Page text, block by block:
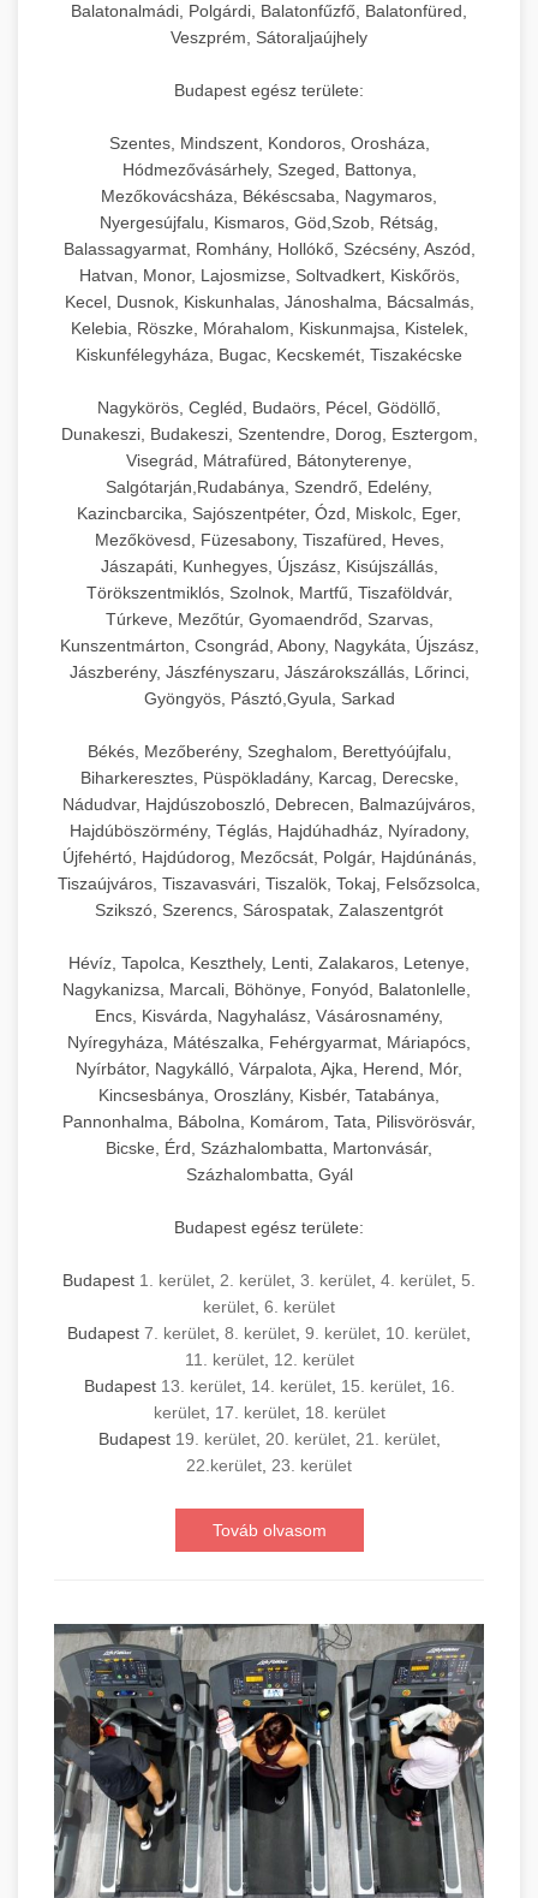
Balatonalmádi, Polgárdi, Balatonfűzfő, Balatonfüred,
Veszprém, Sátoraljaújhely
Budapest egész területe:
Szentes, Mindszent, Kondoros, Orosháza,
Hódmezővásárhely, Szeged, Battonya,
Mezőkovácsháza, Békéscsaba, Nagymaros,
Nyergesújfalu, Kismaros, Göd,Szob, Rétság,
Balassagyarmat, Romhány, Hollókő, Szécsény, Aszód,
Hatvan, Monor, Lajosmizse, Soltvadkert, Kiskőrös,
Kecel, Dusnok, Kiskunhalas, Jánoshalma, Bácsalmás,
Kelebia, Röszke, Mórahalom, Kiskunmajsa, Kistelek,
Kiskunfélegyháza, Bugac, Kecskemét, Tiszakécske
Nagykörös, Cegléd, Budaörs, Pécel, Gödöllő,
Dunakeszi, Budakeszi, Szentendre, Dorog, Esztergom,
Visegrád, Mátrafüred, Bátonyterenye,
Salgótarján,Rudabánya, Szendrő, Edelény,
Kazincbarcika, Sajószentpéter, Ózd, Miskolc, Eger,
Mezőkövesd, Füzesabony, Tiszafüred, Heves,
Jászapáti, Kunhegyes, Újszász, Kisújszállás,
Törökszentmiklós, Szolnok, Martfű, Tiszaföldvár,
Túrkeve, Mezőtúr, Gyomaendrőd, Szarvas,
Kunszentmárton, Csongrád, Abony, Nagykáta, Újszász,
Jászberény, Jászfényszaru, Jászárokszállás, Lőrinci,
Gyöngyös, Pásztó,Gyula, Sarkad
Békés, Mezőberény, Szeghalom, Berettyóújfalu,
Biharkeresztes, Püspökladány, Karcag, Derecske,
Nádudvar, Hajdúszoboszló, Debrecen, Balmazújváros,
Hajdúböszörmény, Téglás, Hajdúhadház, Nyíradony,
Újfehértó, Hajdúdorog, Mezőcsát, Polgár, Hajdúnánás,
Tiszaújváros, Tiszavasvári, Tiszalök, Tokaj, Felsőzsolca,
Szikszó, Szerencs, Sárospatak, Zalaszentgrót
Hévíz, Tapolca, Keszthely, Lenti, Zalakaros, Letenye,
Nagykanizsa, Marcali, Böhönye, Fonyód, Balatonlelle,
Encs, Kisvárda, Nagyhalász, Vásárosnamény,
Nyíregyháza, Mátészalka, Fehérgyarmat, Máriapócs,
Nyírbátor, Nagykálló, Várpalota, Ajka, Herend, Mór,
Kincsesbánya, Oroszlány, Kisbér, Tatabánya,
Pannonhalma, Bábolna, Komárom, Tata, Pilisvörösvár,
Bicske, Érd, Százhalombatta, Martonvásár,
Százhalombatta, Gyál
Budapest egész területe:
Budapest 1. kerület, 2. kerület, 3. kerület, 4. kerület, 5.
kerület, 6. kerület
Budapest 7. kerület, 8. kerület, 9. kerület, 10. kerület,
11. kerület, 12. kerület
Budapest 13. kerület, 14. kerület, 15. kerület, 16.
kerület, 17. kerület, 18. kerület
Budapest 19. kerület, 20. kerület, 21. kerület,
22.kerület, 23. kerület
Továb olvasom